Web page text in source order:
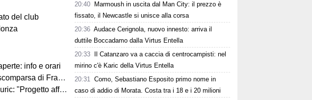
del club
info e orari
di Franco Baresi
affascinante"
20:40
Marmoush in uscita dal Man City: il prezzo è
fissato, il Newcastle si unisce alla corsa
20:36 Audace Cerignola, nuovo innesto: arriva il
duttile Boccadamo dalla Virtus Entella
20:33
Il Catanzaro va a caccia di centrocampisti: nel
mirino c'è Karic della Virtus Entella
20:31 Como, Sebastiano Esposito primo nome in
caso di addio di Morata. Costa tra i 18 e i 20 milioni